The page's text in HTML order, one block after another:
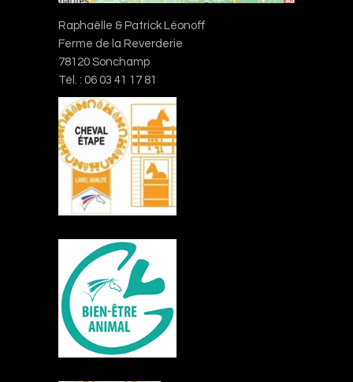
Raphaëlle & Patrick Léonoff
Ferme de la Reverderie
78120 Sonchamp
Tél. : 06 03 41 17 81